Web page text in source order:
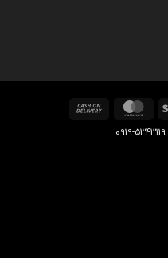
Stripe
MasterCard